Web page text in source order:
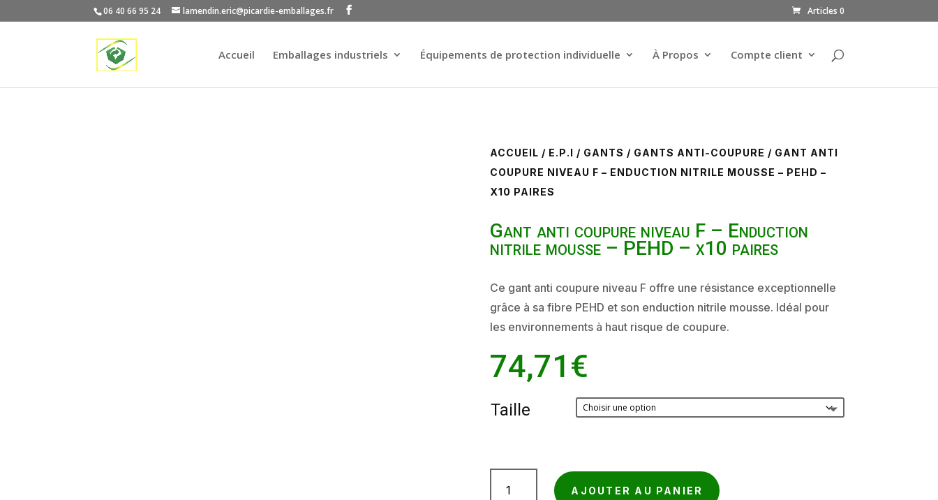
06 40 66 95 24 lamendin.eric@picardie-emballages.fr Articles 0
Accueil Emballages industriels Équipements de protection individuelle À Propos Compte client
ACCUEIL / E.P.I / GANTS / GANTS ANTI-COUPURE / GANT ANTI
COUPURE NIVEAU F – ENDUCTION NITRILE MOUSSE – PEHD –
X10 PAIRES
Gant anti coupure niveau F – Enduction
nitrile mousse – PEHD – x10 paires
Ce gant anti coupure niveau F offre une résistance exceptionnelle
grâce à sa fibre PEHD et son enduction nitrile mousse. Idéal pour
les environnements à haut risque de coupure.
74,71€
Taille
AJOUTER AU PANIER